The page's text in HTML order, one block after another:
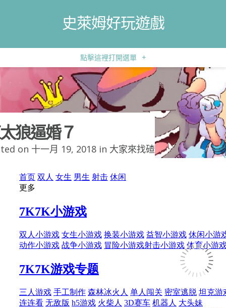
史萊姆好玩遊戲
點擊這裡打開選單 +
狼逼婚７
on 十一月 19, 2018 in 大家來找碴